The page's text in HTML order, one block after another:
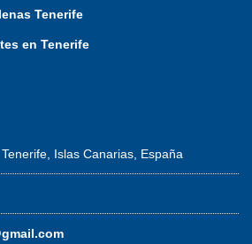
Tenerife
en Tenerife
Islas Canarias, España